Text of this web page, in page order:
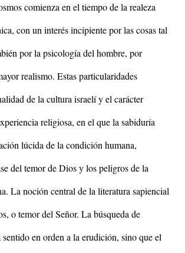
comienza en el tiempo de la realeza
con un interés incipiente por las cosas tal
por la psicología del hombre, por
realismo. Estas particularidades
de la cultura israelí y el carácter
religiosa, en el que la sabiduría
lúcida de la condición humana,
del temor de Dios y los peligros de la
La noción central de la literatura sapiencial
o temor del Señor. La búsqueda de
en orden a la erudición, sino que el